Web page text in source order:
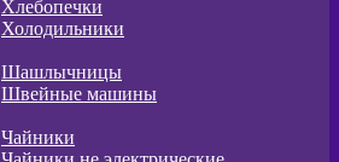
Хлебопечки
Холодильники
Шашлычницы
Швейные машины
Чайники